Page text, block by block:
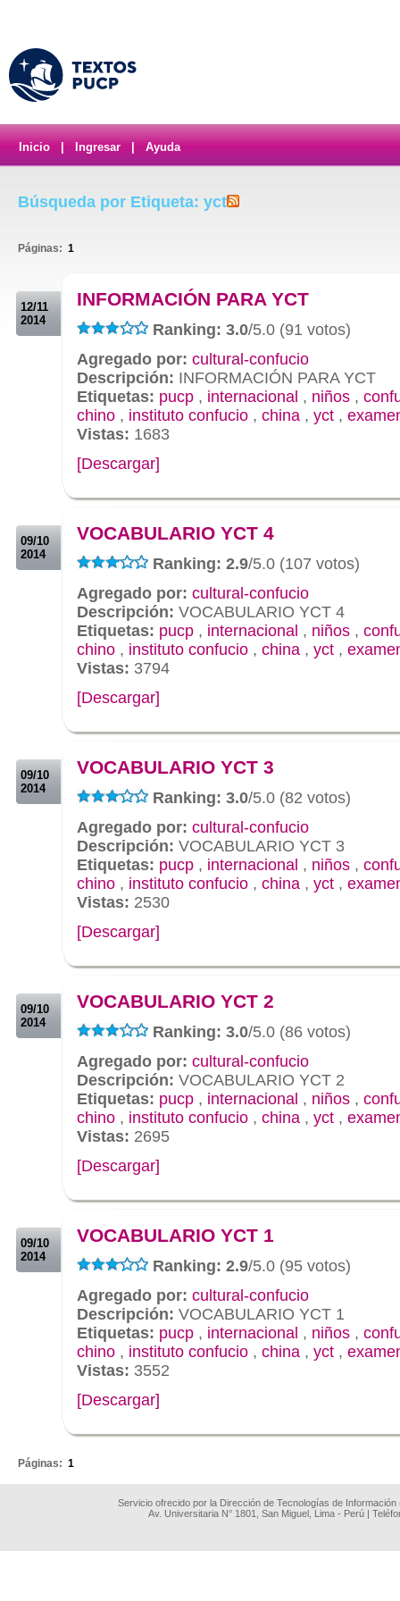
Inicio Ingresar Ayuda
Búsqueda por Etiqueta: yct
Páginas: 1
12/11
2014
INFORMACIÓN PARA YCT
Ranking: 3.0/5.0 (91 votos)
Agregado por: cultural-confucio
Descripción: INFORMACIÓN PARA YCT
Etiquetas: pucp , internacional , niños ,
chino , instituto confucio , china , yct ,
Vistas: 1683
[Descargar]
09/10
2014
VOCABULARIO YCT 4
Ranking: 2.9/5.0 (107 votos)
Agregado por: cultural-confucio
Descripción: VOCABULARIO YCT 4
Etiquetas: pucp , internacional , niños ,
chino , instituto confucio , china , yct ,
Vistas: 3794
[Descargar]
09/10
2014
VOCABULARIO YCT 3
Ranking: 3.0/5.0 (82 votos)
Agregado por: cultural-confucio
Descripción: VOCABULARIO YCT 3
Etiquetas: pucp , internacional , niños ,
chino , instituto confucio , china , yct ,
Vistas: 2530
[Descargar]
09/10
2014
VOCABULARIO YCT 2
Ranking: 3.0/5.0 (86 votos)
Agregado por: cultural-confucio
Descripción: VOCABULARIO YCT 2
Etiquetas: pucp , internacional , niños ,
chino , instituto confucio , china , yct ,
Vistas: 2695
[Descargar]
09/10
2014
VOCABULARIO YCT 1
Ranking: 2.9/5.0 (95 votos)
Agregado por: cultural-confucio
Descripción: VOCABULARIO YCT 1
Etiquetas: pucp , internacional , niños ,
chino , instituto confucio , china , yct ,
Vistas: 3552
[Descargar]
Páginas: 1
Servicio ofrecido por la Dirección de Tecnologías de
Av. Universitaria N° 1801, San Miguel, Lima - Perú |